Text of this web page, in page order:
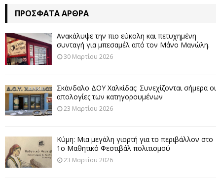
ΠΡΌΣΦΑΤΑ ΆΡΘΡΑ
Ανακάλυψε την πιο εύκολη και πετυχημένη
συνταγή για μπεσαμέλ από τον Μάνο Μανώλη.
30 Μαρτίου 2026
Σκάνδαλο ΔΟΥ Χαλκίδας: Συνεχίζονται σήμερα οι
απολογίες των κατηγορουμένων
23 Μαρτίου 2026
Κύμη: Μια μεγάλη γιορτή για το περιβάλλον στο
1ο Μαθητικό Φεστιβάλ πολιτισμού
23 Μαρτίου 2026